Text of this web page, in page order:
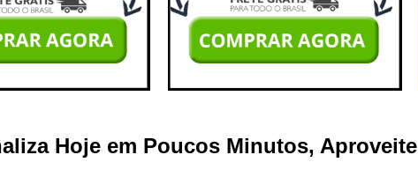
Hoje em Poucos Minutos, Aproveite